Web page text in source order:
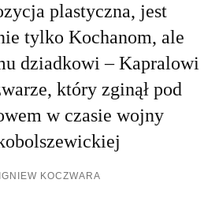
plastyczna, jest
tylko Kochanom, ale
dziadkowi – Kapralowi
który zginął pod
w czasie wojny
KOCZWARA